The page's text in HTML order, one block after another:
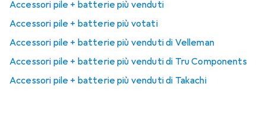
Accessori pile + batterie più venduti
Accessori pile + batterie più votati
Accessori pile + batterie più venduti di Velleman
Accessori pile + batterie più venduti di Tru Components
Accessori pile + batterie più venduti di Takachi